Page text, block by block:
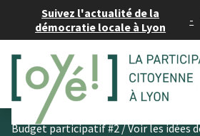
Suivez l'actualité de la
démocratie locale à Lyon
-
Budget participatif #2/Voir les idées